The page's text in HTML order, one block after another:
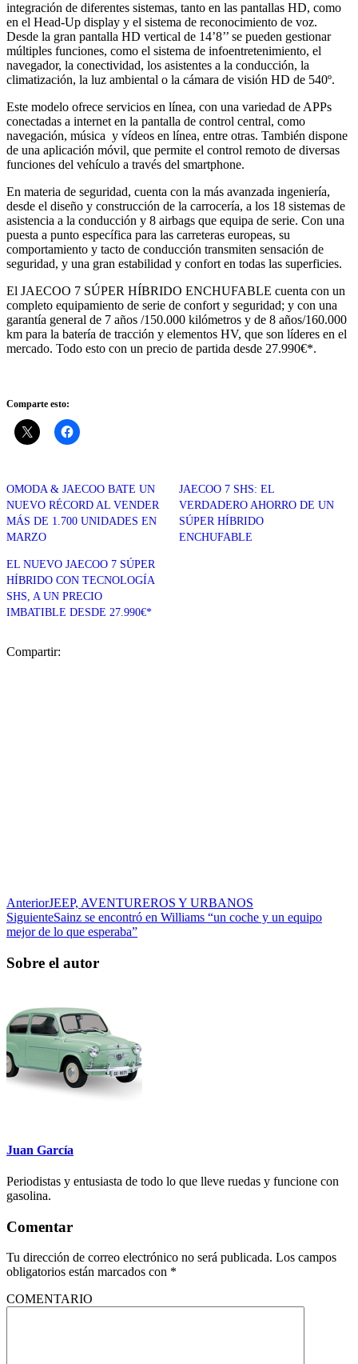
integración de diferentes sistemas, tanto en las pantallas HD, como
en el Head-Up display y el sistema de reconocimiento de voz.
Desde la gran pantalla HD vertical de 14’8’’ se pueden gestionar
múltiples funciones, como el sistema de infoentretenimiento, el
navegador, la conectividad, los asistentes a la conducción, la
climatización, la luz ambiental o la cámara de visión HD de 540º.
Este modelo ofrece servicios en línea, con una variedad de APPs
conectadas a internet en la pantalla de control central, como
navegación, música y vídeos en línea, entre otras. También dispone
de una aplicación móvil, que permite el control remoto de diversas
funciones del vehículo a través del smartphone.
En materia de seguridad, cuenta con la más avanzada ingeniería,
desde el diseño y construcción de la carrocería, a los 18 sistemas de
asistencia a la conducción y 8 airbags que equipa de serie. Con una
puesta a punto específica para las carreteras europeas, su
comportamiento y tacto de conducción transmiten sensación de
seguridad, y una gran estabilidad y confort en todas las superficies.
El JAECOO 7 SÚPER HÍBRIDO ENCHUFABLE cuenta con un
completo equipamiento de serie de confort y seguridad; y con una
garantía general de 7 años /150.000 kilómetros y de 8 años/160.000
km para la batería de tracción y elementos HV, que son líderes en el
mercado. Todo esto con un precio de partida desde 27.990€*.
Comparte esto:
OMODA & JAECOO BATE UN
NUEVO RÉCORD AL VENDER
MÁS DE 1.700 UNIDADES EN
MARZO
JAECOO 7 SHS: EL
VERDADERO AHORRO DE UN
SÚPER HÍBRIDO
ENCHUFABLE
EL NUEVO JAECOO 7 SÚPER
HÍBRIDO CON TECNOLOGÍA
SHS, A UN PRECIO
IMBATIBLE DESDE 27.990€*
Compartir:
AnteriorJEEP, AVENTUREROS Y URBANOS
SiguienteSainz se encontró en Williams “un coche y un equipo
mejor de lo que esperaba”
Sobre el autor
Juan García
Periodistas y entusiasta de todo lo que lleve ruedas y funcione con
gasolina.
Comentar
Tu dirección de correo electrónico no será publicada. Los campos
obligatorios están marcados con *
COMENTARIO